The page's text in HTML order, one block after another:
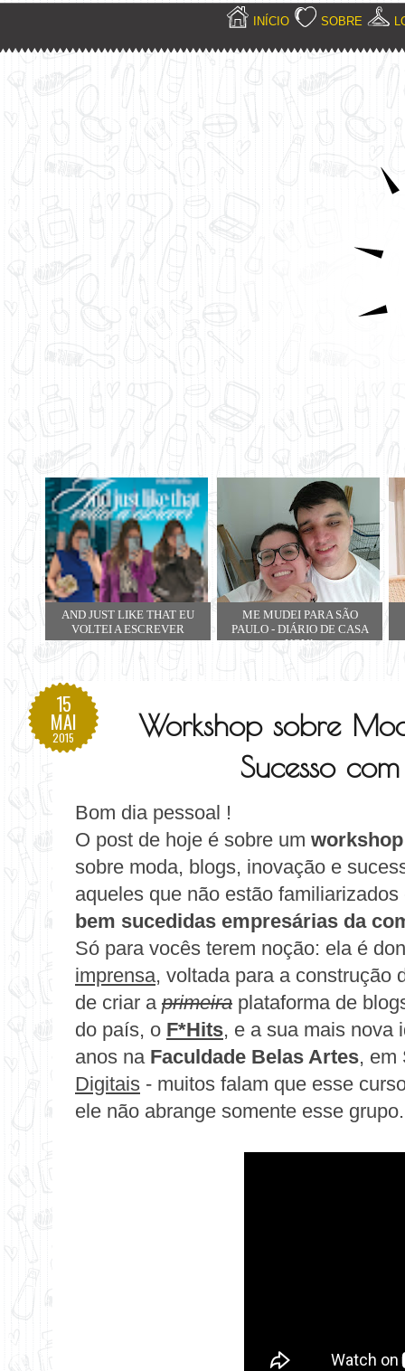
INÍCIO SOBRE
AND JUST LIKE THAT EU
VOLTEI A ESCREVER
ME MUDEI PARA SÃO
PAULO - DIÁRIO DE CASA
NOVA
15
MAI
2015
Workshop sobre
Sucesso
Bom dia pessoal !
O post de hoje é sobre um workshop
sobre moda, blogs, inovação e
aqueles que não estão
bem sucedidas empresárias da
Só para vocês terem noção: ela é
imprensa, voltada para a construção
de criar a primeira plataforma de
do país, o F*Hits, e a sua mais nova
anos na Faculdade Belas Artes, em
Digitais - muitos falam que esse
ele não abrange somente esse grupo.